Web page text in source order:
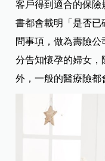
客戶得到適合的保
書都會載明「是否已
問事項，做為壽險
分告知懷孕的婦女
外，一般的醫療險都